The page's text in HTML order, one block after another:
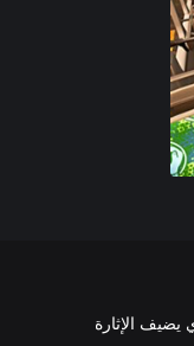
يضيف الإثارة